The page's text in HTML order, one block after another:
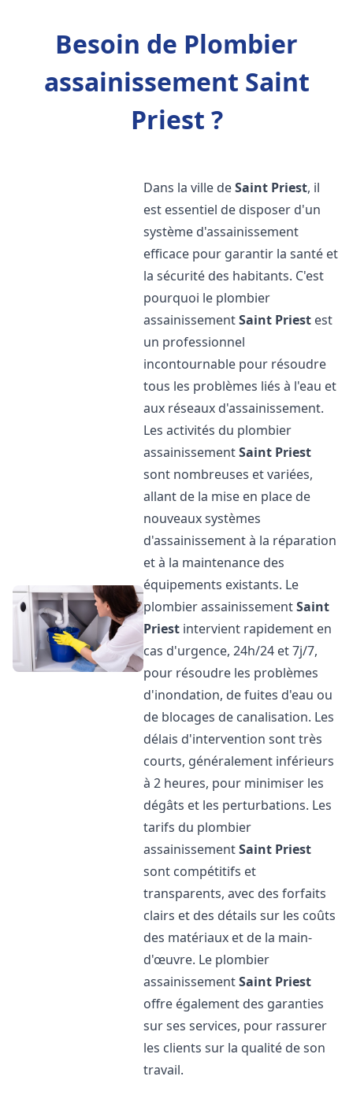
Besoin de Plombier
assainissement Saint
Priest ?
Dans la ville deSaint Priest, il
est essentiel de disposer d'un
système d'assainissement
efficace pour garantir la santé et
la sécurité des habitants. C'est
pourquoi le plombier
assainissementSaint Priest est
un professionnel
incontournable pour résoudre
tous les problèmes liés à l'eau et
aux réseaux d'assainissement.
Les activités du plombier
assainissementSaint Priest
sont nombreuses et variées,
allant de la mise en place de
nouveaux systèmes
d'assainissement à la réparation
et à la maintenance des
équipements existants. Le
plombier assainissementSaint
Priest intervient rapidement en
cas d'urgence, 24h/24 et 7j/7,
pour résoudre les problèmes
d'inondation, de fuites d'eau ou
de blocages de canalisation. Les
délais d'intervention sont très
courts, généralement inférieurs
à 2 heures, pour minimiser les
dégâts et les perturbations. Les
tarifs du plombier
assainissementSaint Priest
sont compétitifs et
transparents, avec des forfaits
clairs et des détails sur les coûts
des matériaux et de la main-
d'œuvre. Le plombier
assainissementSaint Priest
offre également des garanties
sur ses services, pour rassurer
les clients sur la qualité de son
travail.